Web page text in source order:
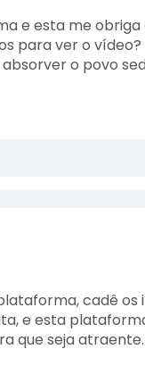
e esta me
para ver o
o povo
cadê
e esta
que seja